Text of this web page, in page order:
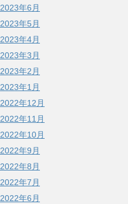
2023年6月
2023年5月
2023年4月
2023年3月
2023年2月
2023年1月
2022年12月
2022年11月
2022年10月
2022年9月
2022年8月
2022年7月
2022年6月